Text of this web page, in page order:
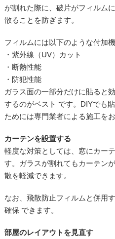
が割れた際に、破片がフィルム
散ることを防ぎます。
フィルムには以下のような付加
・紫外線（UV）カット
・断熱性能
・防犯性能
ガラス面の一部分だけに貼ると
するのがベスト です。DIYでも
ためには専門業者による施工を
カーテンを設置する
軽度な対策としては、窓にカー
す。ガラスが割れてもカーテン
散を軽減できます。
なお、飛散防止フィルムと併用
確保 できます。
部屋のレイアウトを見直す